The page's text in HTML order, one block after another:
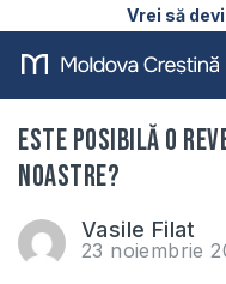
Vrei să
Este posibilă o
noastre?
Vasile Filat
23 noiembrie